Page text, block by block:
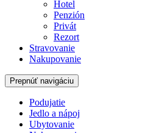
Hotel
Penzión
Privát
Rezort
Stravovanie
Nakupovanie
Prepnúť navigáciu
Podujatie
Jedlo a nápoj
Ubytovanie